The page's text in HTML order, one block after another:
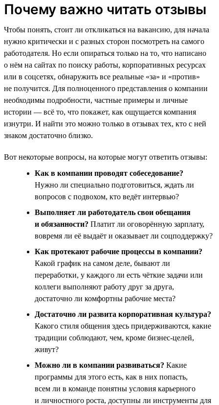
Почему важно читать отзывы
Чтобы понять, стоит ли откликаться на вакансию, для начала
нужно критически и с разных сторон посмотреть на самого
работодателя. Но если опираться только на то, что написано
о нём на сайтах по поиску работы, корпоративных ресурсах
или в соцсетях, обнаружить все реальные «за» и «против»
не получится. Для полноценного представления о компании
необходимы подробности, частные примеры и личные
истории — всё то, что покажет, как ощущается компания
изнутри. И найти это можно только в отзывах тех, кто с ней
знаком достаточно близко.
Вот некоторые вопросы, на которые могут ответить отзывы:
Как в компании проводят собеседование?
Нужно ли специально подготовиться, ждать ли
вопросов с подвохом, кто ведёт интервью?
Выполняет ли работодатель свои обещания
и обязанности? Платит ли оговорённую зарплату,
вовремя ли её выдаёт и оказывает ли соцподдержку?
Как протекают рабочие процессы в компании?
Какой график на самом деле, бывают ли
переработки, у каждого ли есть чёткие задачи или
коллеги выполняют работу друг за друга,
достаточно ли комфортны рабочие места?
Достаточно ли развита корпоративная культура?
Какого стиля общения здесь придерживаются, какие
традиции соблюдают, чем, кроме бизнес-целей,
живут?
Можно ли в компании развиваться? Какие
программы для этого есть, как в них попасть,
всем ли в команде понятны условия карьерного
и личностного роста, доступны ли инструменты для